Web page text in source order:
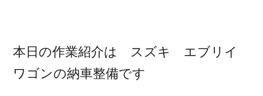
本日の作業紹介は スズキ エブリイ
ワゴンの納車整備です